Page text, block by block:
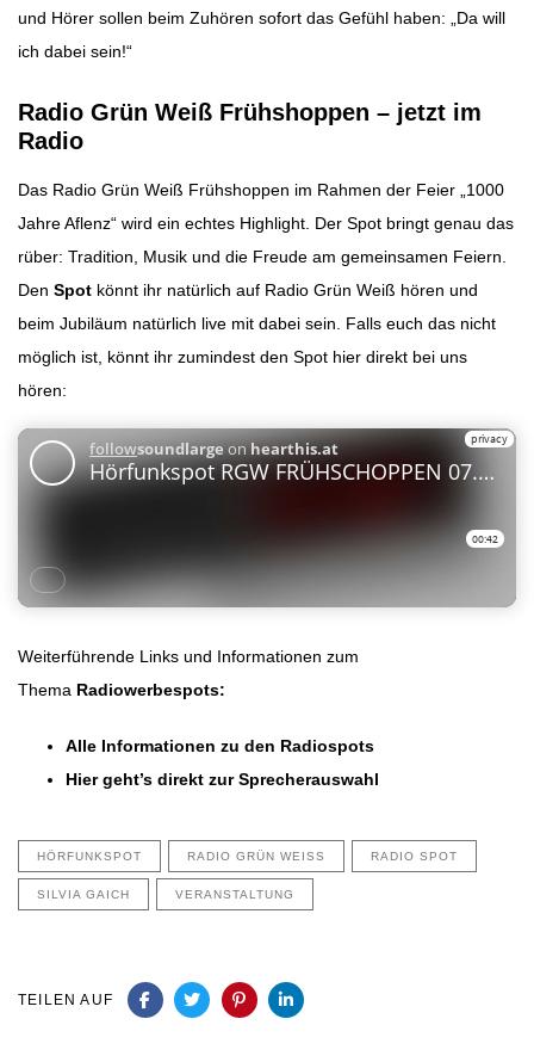
und Hörer sollen beim Zuhören sofort das Gefühl haben: „Da will
ich dabei sein!“
Radio Grün Weiß Frühshoppen – jetzt im
Radio
Das Radio Grün Weiß Frühshoppen im Rahmen der Feier „1000
Jahre Aflenz“ wird ein echtes Highlight. Der Spot bringt genau das
rüber: Tradition, Musik und die Freude am gemeinsamen Feiern.
Den Spot könnt ihr natürlich auf Radio Grün Weiß hören und
beim Jubiläum natürlich live mit dabei sein. Falls euch das nicht
möglich ist, könnt ihr zumindest den Spot hier direkt bei uns
hören:
Weiterführende Links und Informationen zum
Thema Radiowerbespots:
Alle Informationen zu den Radiospots
Hier geht’s direkt zur Sprecherauswahl
HÖRFUNKSPOT RADIO GRÜN WEISS RADIO SPOT
SILVIA GAICH VERANSTALTUNG
TEILEN AUF